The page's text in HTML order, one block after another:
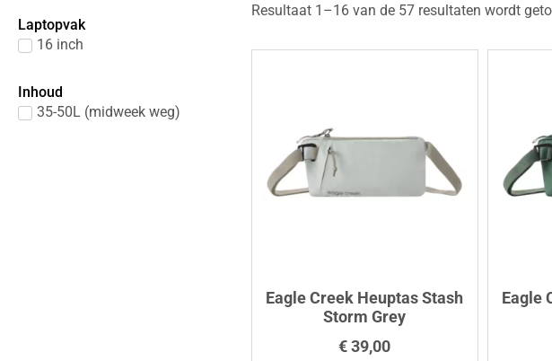
Laptopvak
16 inch
Inhoud
35-50L (midweek weg)
Resultaat 1–16 van de 57 resultaten wordt
Eagle Creek Heuptas Stash
Storm Grey
€39,00
Eagle